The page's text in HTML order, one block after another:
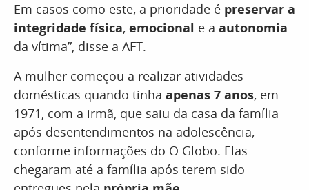
Em casos como este, a prioridade é preservar a
integridade física, emocional e a autonomia
da vítima”, disse a AFT.
A mulher começou a realizar atividades
domésticas quando tinha apenas 7 anos, em
1971, com a irmã, que saiu da casa da família
após desentendimentos na adolescência,
conforme informações do O Globo. Elas
chegaram até a família após terem sido